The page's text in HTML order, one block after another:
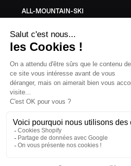
ALL-MOUNTAIN-SKI
All-Mountain-Größentabelle
Geschenkgutscheine
Last Chance
AUSSTATTUNG
Die gesamte Ausrüstung
Helme
Bindungen
Stöcke
Steigeisen
Bekleidung
Geschenkkarten
Last Chance